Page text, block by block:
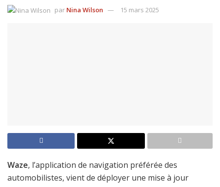
par Nina Wilson 15 mars 2025
Waze, l’application de navigation préférée des
automobilistes, vient de déployer une mise à jour